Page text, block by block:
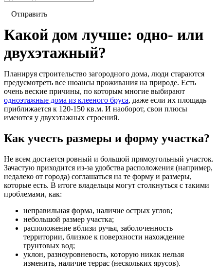
Отправить
Какой дом лучше: одно- или
двухэтажный?
Планируя строительство загородного дома, люди стараются
предусмотреть все нюансы проживания на природе. Есть
очень веские причины, по которым многие выбирают
одноэтажные дома из клееного бруса, даже если их площадь
приближается к 120-150 кв.м. И наоборот, свои плюсы
имеются у двухэтажных строений.
Как учесть размеры и форму участка?
Не всем достается ровный и большой прямоугольный участок.
Зачастую приходится из-за удобства расположения (например,
недалеко от города) соглашаться на те форму и размеры,
которые есть. В итоге владельцы могут столкнуться с такими
проблемами, как:
неправильная форма, наличие острых углов;
небольшой размер участка;
расположение вблизи ручья, заболоченность
территории, близкое к поверхности нахождение
грунтовых вод;
уклон, разноуровневость, которую никак нельзя
изменить, наличие террас (нескольких ярусов).